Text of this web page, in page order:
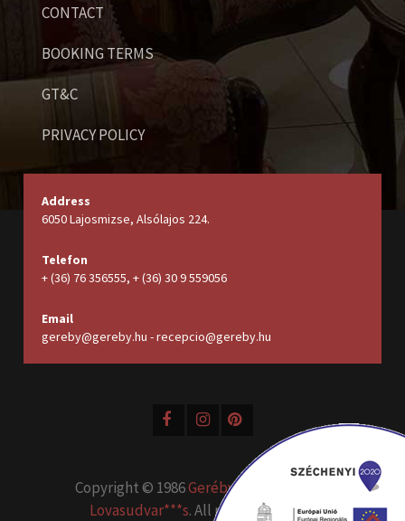
CONTACT
BOOKING TERMS
GT&C
PRIVACY POLICY
Address
6050 Lajosmizse, Alsólajos 224.
Telefon
+ (36) 76 356555, + (36) 30 9 559056
Email
gereby@gereby.hu - recepcio@gereby.hu
Copyright © 1986Geréby Kúria Hotel és
Lovasudvar***s. All rights reserved.